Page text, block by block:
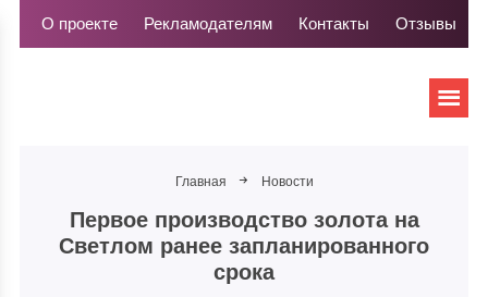
О проекте Рекламодателям Контакты Отзывы
Главная Новости
Первое производство золота на
Светлом ранее запланированного
срока